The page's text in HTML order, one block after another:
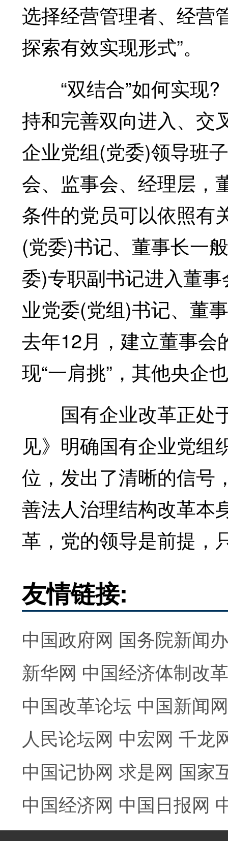
选择经营管理者、经营
探索有效实现形式”。
“双结合”如何实现?
持和完善双向进入、交
企业党组(党委)领导班
会、监事会、经理层，
条件的党员可以依照有
(党委)书记、董事长一
委)专职副书记进入董
业党委(党组)书记、董
去年12月，建立董事会
现“一肩挑”，其他央企
国有企业改革正处
见》明确国有企业党组
位，发出了清晰的信号
善法人治理结构改革本
革，党的领导是前提，
友情链接:
中国政府网 国务院新闻
新华网 中国经济体制改
中国改革论坛 中国新闻网
人民论坛网 中宏网 千龙
中国记协网 求是网 国家
中国经济网 中国日报网